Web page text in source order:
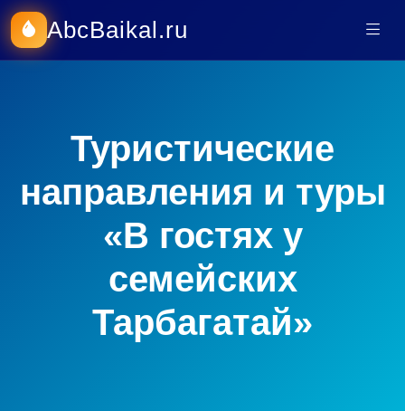
AbcBaikal.ru
Туристические
направления и туры
«В гостях у
семейских
Тарбагатай»